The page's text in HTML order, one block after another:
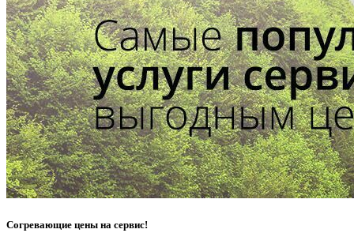
Согревающие цены на сервис!